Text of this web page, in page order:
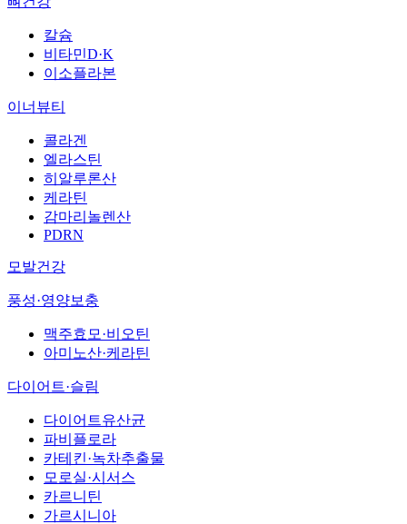
칼슘
비타민D·K
이소플라본
이너뷰티
콜라겐
엘라스틴
히알루론산
케라틴
감마리놀렌산
PDRN
모발건강
풍성·영양보충
맥주효모·비오틴
아미노산·케라틴
다이어트·슬림
다이어트유산균
파비플로라
카테킨·녹차추출물
모로실·시서스
카르니틴
가르시니아